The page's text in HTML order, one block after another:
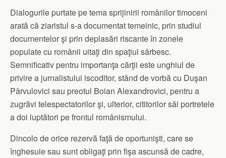
Dialogurile purtate pe tema sprijinirii românilor timoceni
arată că ziaristul s-a documentat temeinic, prin studiul
documentelor şi prin deplasări riscante în zonele
populate cu românii uitaţi din spaţiul sârbesc.
Semnificativ pentru importanţa cărţii este unghiul de
privire a jurnalistului iscoditor, stând de vorbă cu Duşan
Pârvulovici sau preotul Boian Alexandrovici, pentru a
zugrăvi telespectatorilor şi, ulterior, cititorilor săi portretele
a doi luptători pe frontul românismului.
Dincolo de orice rezervă faţă de oportunişti, care se
înghesuie sau sunt obligaţi prin fişa ascunsă de cadre,